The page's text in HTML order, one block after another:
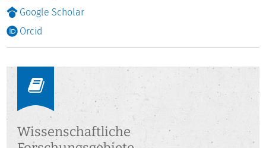
Google Scholar
Orcid
Wissenschaftliche